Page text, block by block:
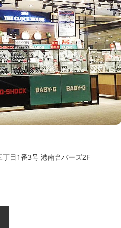
目1番3号 港南台バーズ2F